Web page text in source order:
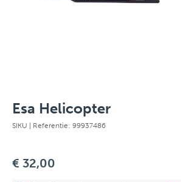
Esa Helicopter
SIKU | Referentie: 99937486
€ 32,00